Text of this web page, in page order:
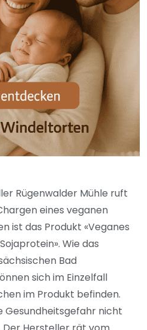
Rügenwalder Mühle ruft
eines veganen
ist das Produkt «Veganes
Wie das
Bad
sich im Einzelfall
im Produkt befinden.
Gesundheitsgefahr nicht